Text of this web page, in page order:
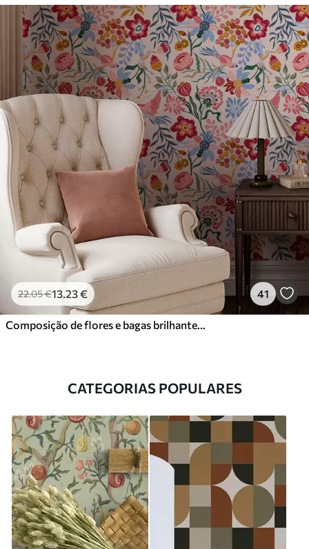
22.05€13.23€ 41
Composição de flores e bagas brilhantes com papagaios
CATEGORIAS POPULARES